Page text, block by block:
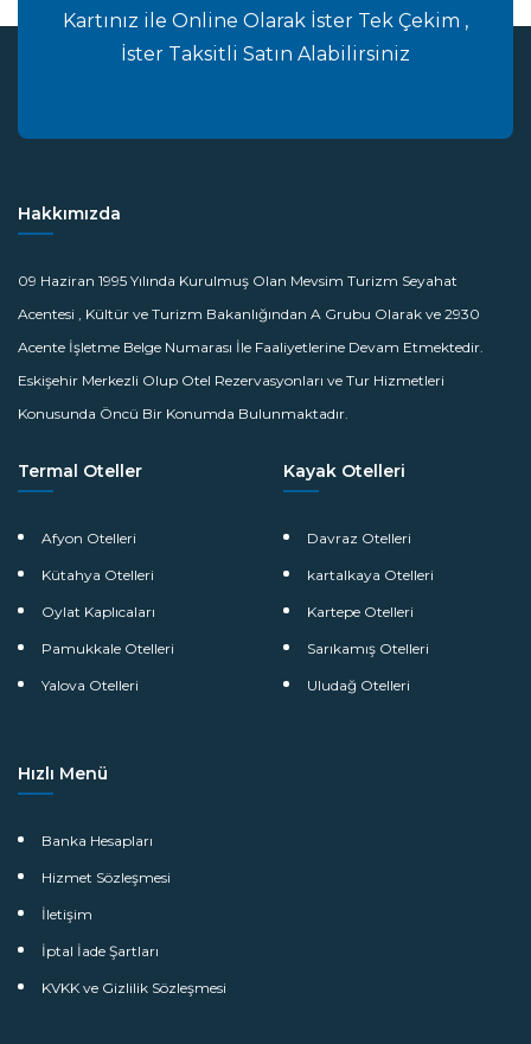
Kartınız ile Online Olarak İster Tek Çekim ,
İster Taksitli Satın Alabilirsiniz
Hakkımızda
09 Haziran 1995 Yılında Kurulmuş Olan Mevsim Turizm Seyahat
Acentesi , Kültür ve Turizm Bakanlığından A Grubu Olarak ve 2930
Acente İşletme Belge Numarası İle Faaliyetlerine Devam Etmektedir.
Eskişehir Merkezli Olup Otel Rezervasyonları ve Tur Hizmetleri
Konusunda Öncü Bir Konumda Bulunmaktadır.
Termal Oteller
Afyon Otelleri
Kütahya Otelleri
Oylat Kaplıcaları
Pamukkale Otelleri
Yalova Otelleri
Kayak Otelleri
Davraz Otelleri
kartalkaya Otelleri
Kartepe Otelleri
Sarıkamış Otelleri
Uludağ Otelleri
Hızlı Menü
Banka Hesapları
Hizmet Sözleşmesi
İletişim
İptal İade Şartları
KVKK ve Gizlilik Sözleşmesi